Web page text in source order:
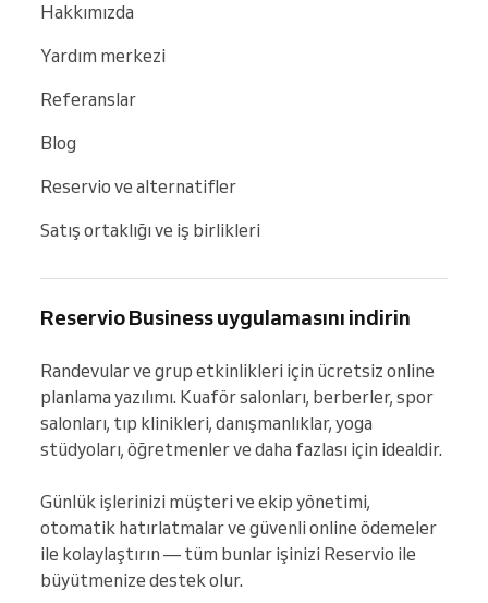
Hakkımızda
Yardım merkezi
Referanslar
Blog
Reservio ve alternatifler
Satış ortaklığı ve iş birlikleri
Reservio Business uygulamasını indirin
Randevular ve grup etkinlikleri için ücretsiz online
planlama yazılımı. Kuaför salonları, berberler, spor
salonları, tıp klinikleri, danışmanlıklar, yoga
stüdyoları, öğretmenler ve daha fazlası için idealdir.
Günlük işlerinizi müşteri ve ekip yönetimi,
otomatik hatırlatmalar ve güvenli online ödemeler
ile kolaylaştırın — tüm bunlar işinizi Reservio ile
büyütmenize destek olur.